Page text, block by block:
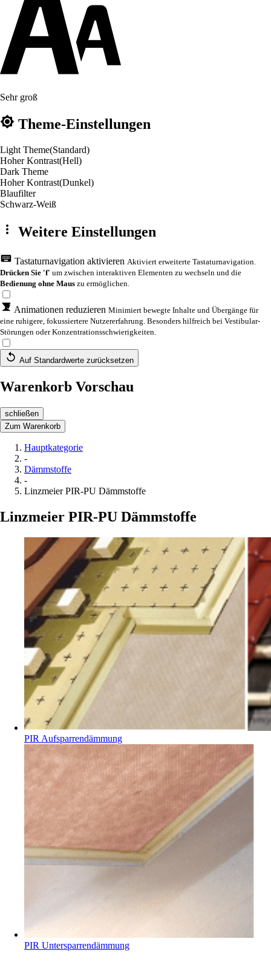
Sehr groß
Theme-Einstellungen
Light Theme(Standard)
Hoher Kontrast(Hell)
Dark Theme
Hoher Kontrast(Dunkel)
Blaufilter
Schwarz-Weiß
Weitere Einstellungen
Tastaturnavigation aktivieren Aktiviert erweiterte Tastaturnavigation.
Drücken Sie 'f' um zwischen interaktiven Elementen zu wechseln und die
Bedienung ohne Maus zu ermöglichen.
Animationen reduzieren Minimiert bewegte Inhalte und Übergänge für
eine ruhigere, fokussiertere Nutzererfahrung. Besonders hilfreich bei Vestibular-
Störungen oder Konzentrationsschwierigkeiten.
Auf Standardwerte zurücksetzen
Warenkorb Vorschau
schließen
Zum Warenkorb
Hauptkategorie
-
Dämmstoffe
-
Linzmeier PIR-PU Dämmstoffe
Linzmeier PIR-PU Dämmstoffe
PIR Aufsparrendämmung
PIR Untersparrendämmung